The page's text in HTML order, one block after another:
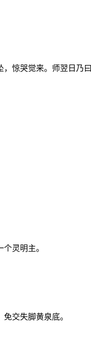
惊哭觉来。师翌日乃
灵明主。
交失脚黄泉底。